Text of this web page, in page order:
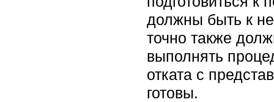
должны быть к
точно также
выполнять
отката с
готовы.